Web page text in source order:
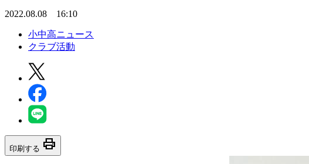
2022.08.08 16:10
小中高ニュース
クラブ活動
印刷する print